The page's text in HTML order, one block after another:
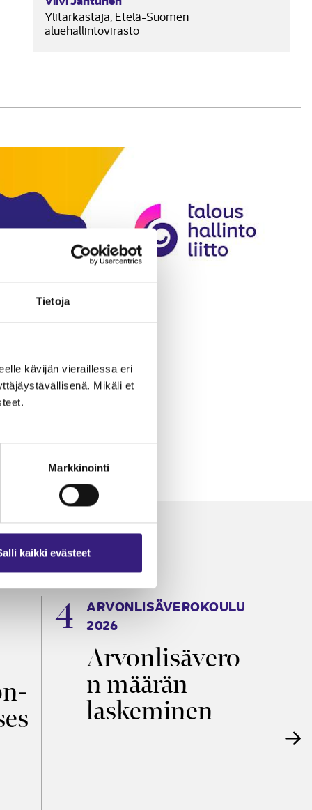
Tietoja
kävijän vieraillessa eri
Mikäli et
Markkinointi
kaikki evästeet
Ylitarkastaja, Etelä-Suomen
aluehallintovirasto
ARVONLISÄVEROKOULU
2026
Arvonlisävero
n määrän
laskeminen